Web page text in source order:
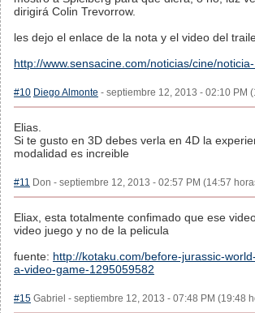
dirigirá Colin Trevorrow.
les dejo el enlace de la nota y el video del
http://www.sensacine.com/noticias/cine/
#10 Diego Almonte - septiembre 12, 2013 - 02:10 PM
Elias.
Si te gusto en 3D debes verla en 4D la
modalidad es increible
#11 Don - septiembre 12, 2013 - 02:57 PM (14:57
Eliax, esta totalmente confimado que ese
video juego y no de la pelicula
fuente: http://kotaku.com/before-jurassic-
a-video-game-1295059582
#15 Gabriel - septiembre 12, 2013 - 07:48 PM (19:48